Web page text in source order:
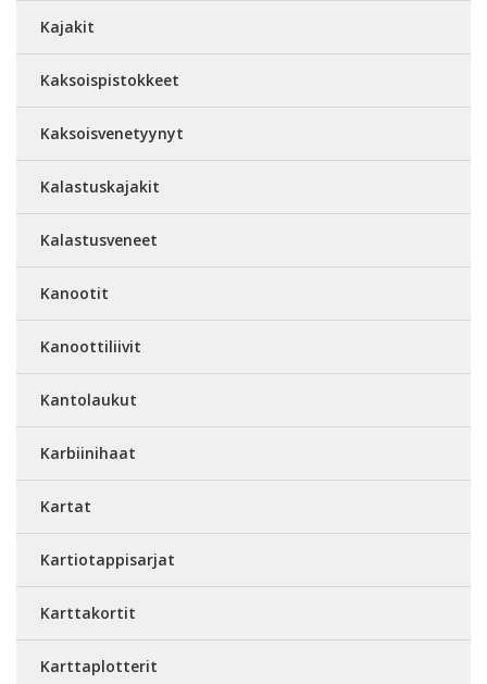
Kajakit
Kaksoispistokkeet
Kaksoisvenetyynyt
Kalastuskajakit
Kalastusveneet
Kanootit
Kanoottiliivit
Kantolaukut
Karbiinihaat
Kartat
Kartiotappisarjat
Karttakortit
Karttaplotterit